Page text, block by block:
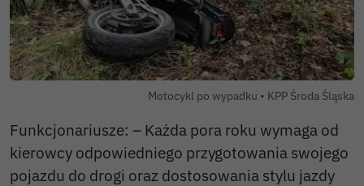
Motocykl po wypadku • Autor zdjęcia:
KPP Środa Śląska
Funkcjonariusze: – Każda pora roku wymaga od
kierowcy odpowiedniego przygotowania swojego
pojazdu do drogi oraz dostosowania stylu jazdy